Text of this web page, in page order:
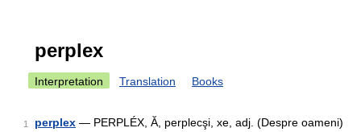
perplex
Interpretation Translation Books
1 perplex — PERPLÉX, Ă, perplecşi, xe, adj. (Despre oameni)